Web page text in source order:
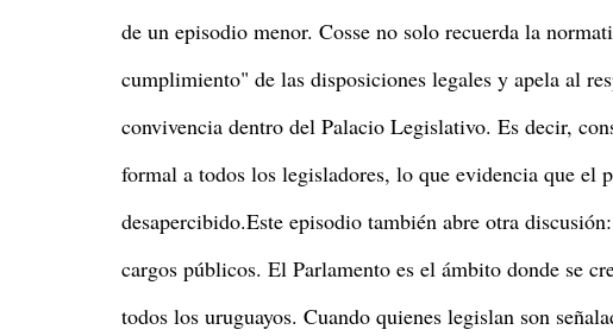
de un episodio menor. Cosse no solo recuerda la
cumplimiento" de las disposiciones legales y apela al
convivencia dentro del Palacio Legislativo. Es decir,
formal a todos los legisladores, lo que evidencia que el
desapercibido.Este episodio también abre otra
cargos públicos. El Parlamento es el ámbito donde se
todos los uruguayos. Cuando quienes legislan son